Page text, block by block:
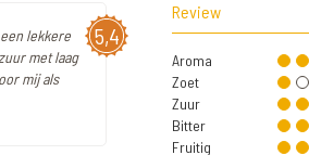
5,4
lekkere
met laag
mij als
Review
Aroma
Zoet
Zuur
Bitter
Fruitig